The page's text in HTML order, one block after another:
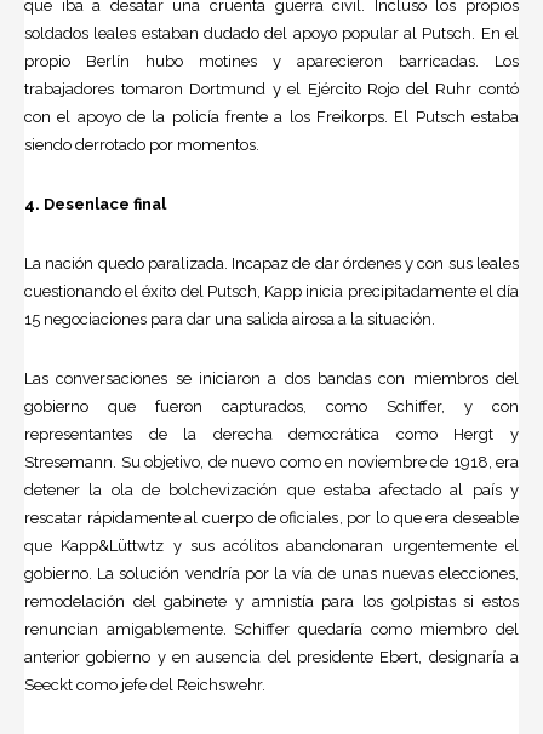
que iba a desatar una cruenta guerra civil. Incluso los propios
soldados leales estaban dudado del apoyo popular al Putsch. En el
propio Berlín hubo motines y aparecieron barricadas. Los
trabajadores tomaron Dortmund y el Ejército Rojo del Ruhr contó
con el apoyo de la policía frente a los Freikorps. El Putsch estaba
siendo derrotado por momentos.
4. Desenlace final
La nación quedo paralizada. Incapaz de dar órdenes y con sus leales
cuestionando el éxito del Putsch, Kapp inicia precipitadamente el día
15 negociaciones para dar una salida airosa a la situación.
Las conversaciones se iniciaron a dos bandas con miembros del
gobierno que fueron capturados, como Schiffer, y con
representantes de la derecha democrática como Hergt y
Stresemann. Su objetivo, de nuevo como en noviembre de 1918, era
detener la ola de bolchevización que estaba afectado al país y
rescatar rápidamente al cuerpo de oficiales, por lo que era deseable
que Kapp&Lüttwtz y sus acólitos abandonaran urgentemente el
gobierno. La solución vendría por la vía de unas nuevas elecciones,
remodelación del gabinete y amnistía para los golpistas si estos
renuncian amigablemente. Schiffer quedaría como miembro del
anterior gobierno y en ausencia del presidente Ebert, designaría a
Seeckt como jefe del Reichswehr.